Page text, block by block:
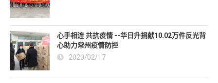
心手相连 共抗疫情 --华日升捐献10.02万件反光背
心助力常州疫情防控
2020/02/17